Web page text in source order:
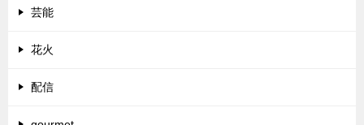
芸能
花火
配信